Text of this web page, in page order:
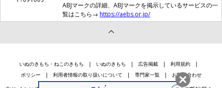
ABJマークの詳細、ABJマークを掲示しているサービスの一
覧はこちら→ https://aebs.or.jp/
いぬのきもち・ねこのきもち いぬのきもち 広告掲載
利用規約
ポリシー
利用者情報の取り扱いについて 専門家一覧 お問い合わせ